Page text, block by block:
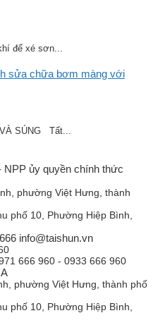
để xé sơn...
sửa chữa bơm màng với
SÚNG Tất...
NPP ủy quyền chính thức
phường Việt Hưng, thành
phố 10, Phường Hiệp Bình,
info@taishun.vn
666 960 - 0933 666 960
phường Việt Hưng, thành phố
phố 10, Phường Hiệp Bình,